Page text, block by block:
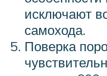
исключают
самохода.
Поверка